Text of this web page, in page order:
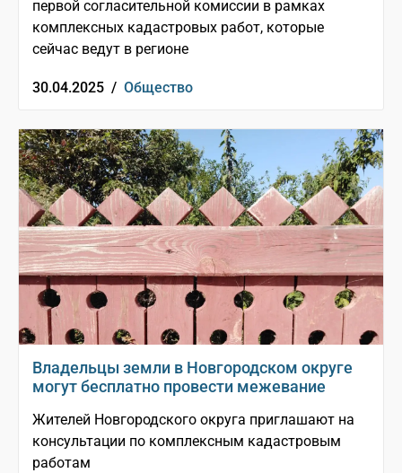
первой согласительной комиссии в рамках
комплексных кадастровых работ, которые
сейчас ведут в регионе
30.04.2025 / Общество
Владельцы земли в Новгородском округе
могут бесплатно провести межевание
Жителей Новгородского округа приглашают на
консультации по комплексным кадастровым
работам